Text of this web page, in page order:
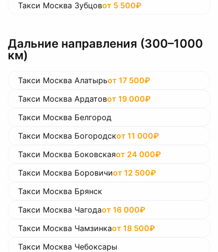
Такси Москва Зубцовот 5 500₽
Дальние направления (300–1000
км)
Такси Москва Алатырьот 17 500₽
Такси Москва Ардатовот 19 000₽
Такси Москва Белгород
Такси Москва Богородскот 11 000₽
Такси Москва Боковскаяот 24 000₽
Такси Москва Боровичиот 12 500₽
Такси Москва Брянск
Такси Москва Чагодаот 16 000₽
Такси Москва Чамзинкаот 18 500₽
Такси Москва Чебоксары